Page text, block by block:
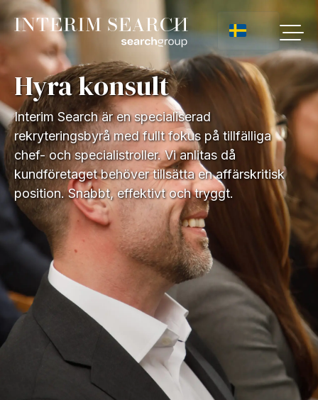
Hyra konsult
Interim Search är en specialiserad
rekryteringsbyrå med fullt fokus på tillfälliga
chef- och specialistroller. Vi anlitas då
kundföretaget behöver tillsätta en affärskritisk
position. Snabbt, effektivt och tryggt.